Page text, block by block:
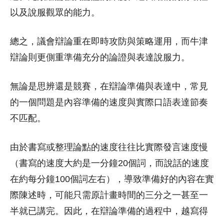
以及說服觀眾的能力。
總之，議會辯論重在即時攻防與策略運用，而牛津
辯論則更側重準備充分的論證與表達說服力。
無論是思辨還是競賽，在辯論準備與表達中，常見
的一個問題是內容準備的速度與實際口語表達節奏
不匹配。
由於書寫或整理論點的速度往往比實際發言速度慢
（書寫的速度大約是一分鐘20個詞，而說話的速度
在約每分鐘100個詞左右），導致準備好的內容在實
際陳述時，可能只需原計畫時間的三分之一甚至一
半就已講完。因此，在辯論準備的過程中，越寫得